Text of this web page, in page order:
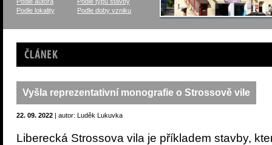
Podle lokality
Podle doby vzniku
Článek
Vyšla reprezentativní monografie o Strossově vile
22. 09. 2022 | autor: Luděk Lukuvka
Liberecká Strossova vila je příkladem stavby,